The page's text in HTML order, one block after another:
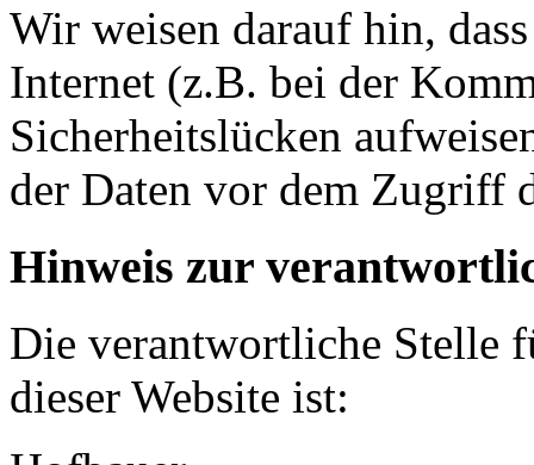
Wir weisen darauf hin,
Internet (z.B. bei der
Sicherheitslücken
der Daten vor dem Zugriff
Hinweis zur
Die verantwortliche Stelle
dieser Website ist: